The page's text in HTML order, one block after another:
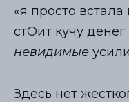
«я просто
стОит кучу
невидимые
Здесь нет